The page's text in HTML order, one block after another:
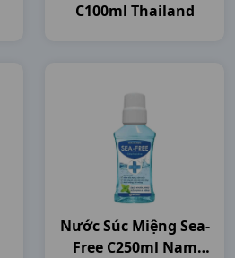
C100ml Thailand
Nước Súc Miệng Sea-
Free C250ml Nam